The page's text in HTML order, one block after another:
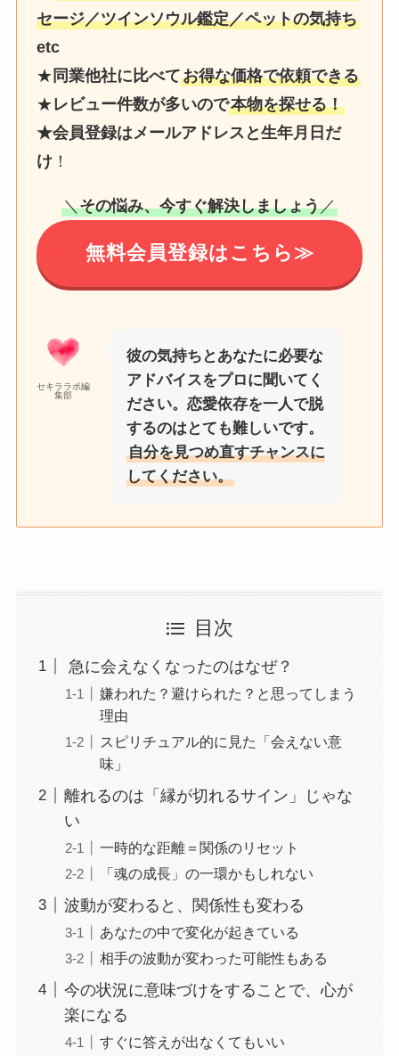
セージ／ツインソウル鑑定／ペットの気持ち
etc
★ 同業他社に比べてお得な価格で依頼できる
★レビュー件数が多いので本物を探せる！
★会員登録はメールアドレスと生年月日だ
け ！
＼その悩み、今すぐ解決しましょう／
無料会員登録はこちら≫
セキララボ編
集部
彼の気持ちとあなたに必要な
アドバイスをプロに聞いてく
ださい。恋愛依存を一人で脱
するのはとても難しいです。
自分を見つめ直すチャンスに
してください。
目次
急に会えなくなったのはなぜ？
嫌われた？避けられた？と思ってしまう
理由
スピリチュアル的に見た「会えない意
味」
離れるのは「縁が切れるサイン」じゃな
い
一時的な距離＝関係のリセット
「魂の成長」の一環かもしれない
波動が変わると、関係性も変わる
あなたの中で変化が起きている
相手の波動が変わった可能性もある
今の状況に意味づけをすることで、心が
楽になる
すぐに答えが出なくてもいい